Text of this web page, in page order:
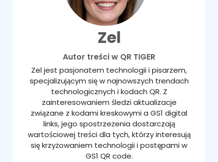
Zel
Autor treści w QR TIGER
Zel jest pasjonatem technologii i pisarzem,
specjalizującym się w najnowszych trendach
technologicznych i kodach QR. Z
zainteresowaniem śledzi aktualizacje
związane z kodami kreskowymi a GS1 digital
links, jego spostrzeżenia dostarczają
wartościowej treści dla tych, którzy interesują
się krzyżowaniem technologii i postępami w
GS1 QR code.